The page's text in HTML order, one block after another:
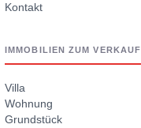
Kontakt
IMMOBILIEN ZUM VERKAUF
Villa
Wohnung
Grundstück